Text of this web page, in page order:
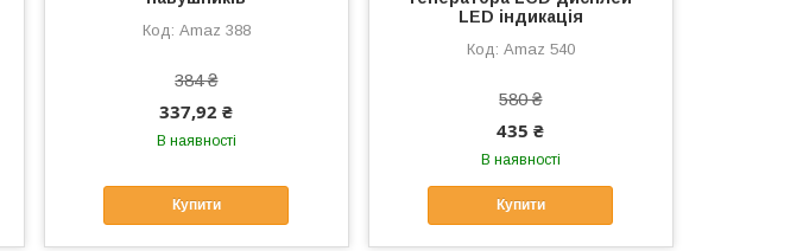
Amaz 388
384 ₴
337,92 ₴
В наявності
Купити
LED індикація
Amaz 540
580 ₴
435 ₴
В наявності
Купити